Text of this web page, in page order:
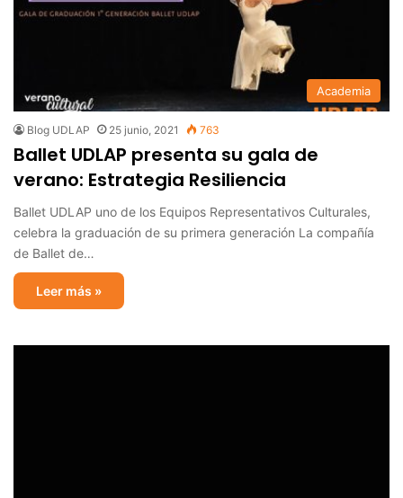
Academia
Blog UDLAP 25 junio, 2021 763
Ballet UDLAP presenta su gala de
verano: Estrategia Resiliencia
Ballet UDLAP uno de los Equipos Representativos Culturales,
celebra la graduación de su primera generación La compañía
de Ballet de…
Leer más »